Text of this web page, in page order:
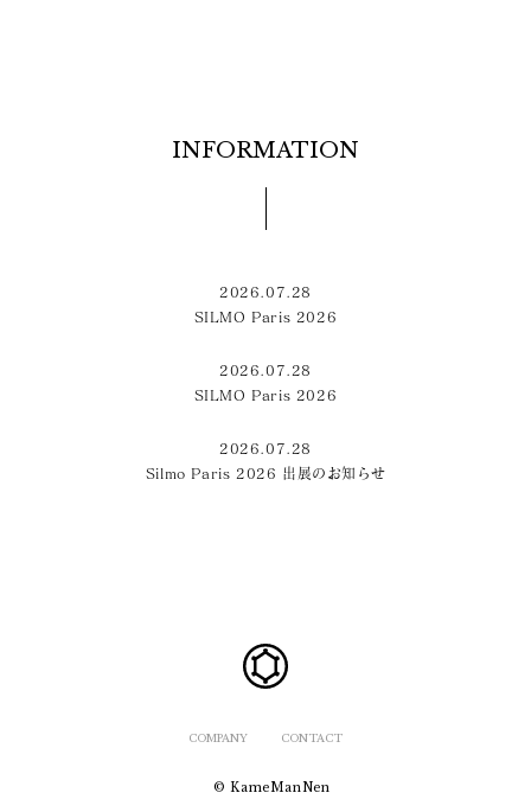
INFORMATION
2026.07.28
SILMO Paris 2026
2026.07.28
SILMO Paris 2026
2026.07.28
Silmo Paris 2026 出展のお知らせ
COMPANY CONTACT
© KameManNen